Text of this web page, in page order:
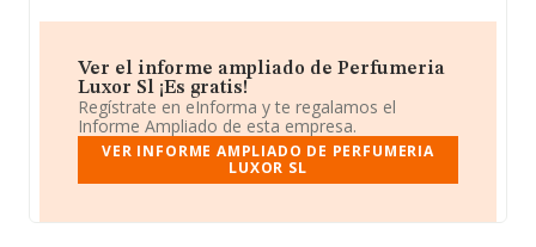
Ver el informe ampliado de Perfumeria
Luxor Sl ¡Es gratis!
Regístrate en eInforma y te regalamos el
Informe Ampliado de esta empresa.
VER INFORME AMPLIADO DE PERFUMERIA
LUXOR SL